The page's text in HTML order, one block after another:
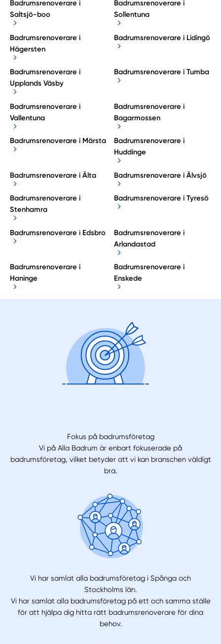
Badrumsrenoverare i
Saltsjö-boo
Badrumsrenoverare i
Sollentuna
Badrumsrenoverare i
Hägersten
Badrumsrenoverare i Lidingö
Badrumsrenoverare i
Upplands Väsby
Badrumsrenoverare i Tumba
Badrumsrenoverare i
Vallentuna
Badrumsrenoverare i
Bagarmossen
Badrumsrenoverare i Märsta
Badrumsrenoverare i
Huddinge
Badrumsrenoverare i Älta Badrumsrenoverare i Älvsjö
Badrumsrenoverare i
Stenhamra
Badrumsrenoverare i Tyresö
Badrumsrenoverare i Edsbro
Badrumsrenoverare i
Arlandastad
Badrumsrenoverare i
Haninge
Badrumsrenoverare i
Enskede
Fokus på badrumsföretag
Vi på Alla Badrum är enbart fokuserade på
badrumsföretag, vilket betyder att vi kan branschen väldigt
bra.
Vi har samlat alla badrumsföretag i Spånga och
Stockholms län.
Vi har samlat alla badrumsföretag på ett och samma ställe
för att hjälpa dig hitta rätt badrumsrenoverare för dina
behov.